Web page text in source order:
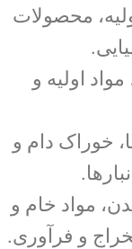
محصولات
اولیه و
خوراک دام و
مواد خام و
و فرآوری.